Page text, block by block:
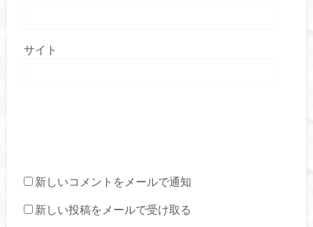
サイト
新しいコメントをメールで通知
新しい投稿をメールで受け取る